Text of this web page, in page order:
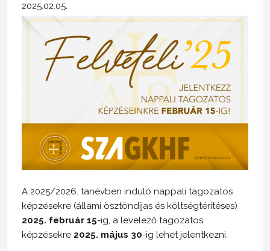
2025.02.05.
A 2025/2026. tanévben induló nappali tagozatos
képzésekre (állami ösztöndíjas és költségtérítéses)
2025. február 15-ig, a levelező tagozatos
képzésekre 2025. május 30-ig lehet jelentkezni.